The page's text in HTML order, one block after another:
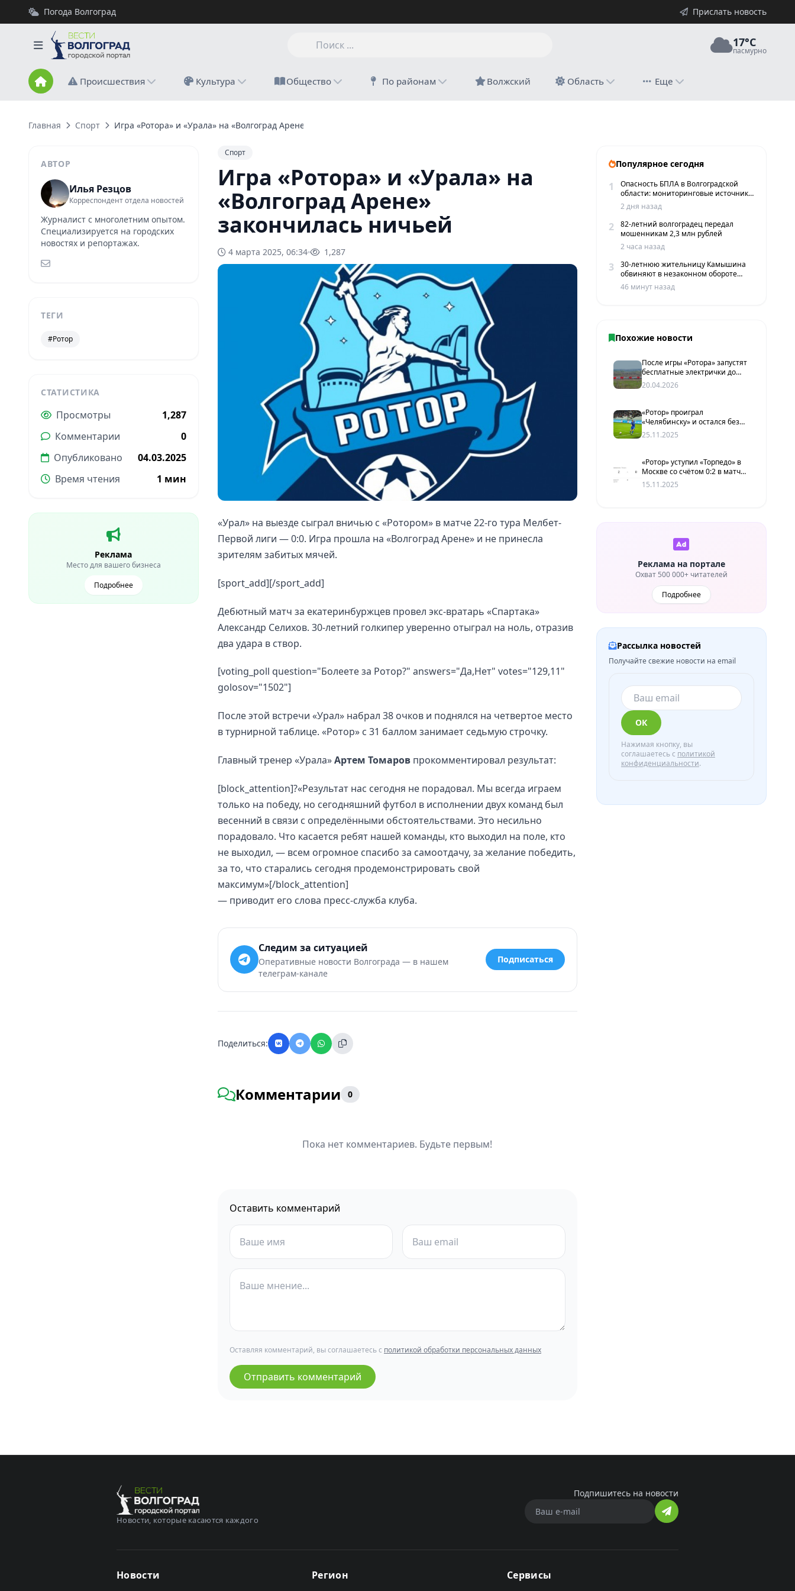
Погода Волгоград Прислать новость
17°C
пасмурно
Происшествия Культура Общество По районам Волжский Область Еще
Главная Спорт Игра «Ротора» и «Урала» на «Волгоград Арене» закончилась ничьей
АВТОР
Илья Резцов
Корреспондент отдела новостей
Журналист с многолетним опытом.
Специализируется на городских
новостях и репортажах.
ТЕГИ
#Ротор
СТАТИСТИКА
Просмотры
1,287
Комментарии
0
Опубликовано
04.03.2025
Время чтения
1 мин
Реклама
Место для вашего бизнеса
Подробнее
Спорт
Игра «Ротора» и «Урала» на
«Волгоград Арене»
закончилась ничьей
4 марта 2025, 06:34 1,287
«Урал» на выезде сыграл вничью с «Ротором» в матче 22-го тура Мелбет-
Первой лиги — 0:0. Игра прошла на «Волгоград Арене» и не принесла
зрителям забитых мячей.
[sport_add][/sport_add]
Дебютный матч за екатеринбуржцев провел экс-вратарь «Спартака»
Александр Селихов. 30-летний голкипер уверенно отыграл на ноль, отразив
два удара в створ.
[voting_poll question="Болеете за Ротор?" answers="Да,Нет" votes="129,11"
golosov="1502"]
После этой встречи «Урал» набрал 38 очков и поднялся на четвертое место
в турнирной таблице. «Ротор» с 31 баллом занимает седьмую строчку.
Главный тренер «Урала»Артем Томаровпрокомментировал результат:
[block_attention]?«Результат нас сегодня не порадовал. Мы всегда играем
только на победу, но сегодняшний футбол в исполнении двух команд был
весенний в связи с определёнными обстоятельствами. Это несильно
порадовало. Что касается ребят нашей команды, кто выходил на поле, кто
не выходил, — всем огромное спасибо за самоотдачу, за желание победить,
за то, что старались сегодня продемонстрировать свой
максимум»[/block_attention]
— приводит его слова пресс-служба клуба.
Следим за ситуацией
Оперативные новости Волгограда — в нашем
телеграм-канале
Подписаться
Поделиться:
Комментарии 0
Пока нет комментариев. Будьте первым!
Оставить комментарий
Оставляя комментарий, вы соглашаетесь с политикой обработки персональных данных
Отправить комментарий
Популярное сегодня
1
Опасность БПЛА в Волгоградской
области: мониторинговые источники
сообщают о пролетах беспилотников
2 дня назад
2
82-летний волгоградец передал
мошенникам 2,3 млн рублей
2 часа назад
3
30-летнюю жительницу Камышина
обвиняют в незаконном обороте
наркотиков
46 минут назад
Похожие новости
После игры «Ротора» запустят
бесплатные электрички до
Волжского и Шпалопропитки
20.04.2026
«Ротор» проиграл
«Челябинску» и остался без
главного тренера
25.11.2025
«Ротор» уступил «Торпедо» в
Москве со счётом 0:2 в матче
Первой лиги
15.11.2025
Реклама на портале
Охват 500 000+ читателей
Подробнее
Рассылка новостей
Получайте свежие новости на email
ОК
Нажимая кнопку, вы
соглашаетесь с политикой
конфиденциальности.
Новости, которые касаются каждого
Подпишитесь на новости
Новости Регион Сервисы